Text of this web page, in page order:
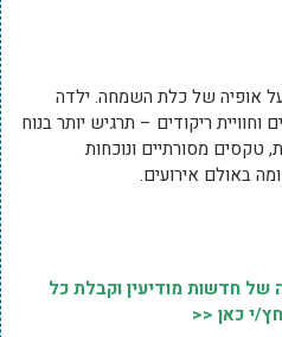
אופיה של כלת השמחה. ילדה
ריקודים – תרגיש יותר בנוח
טקסים מסורתיים ונוכחות
באולם אירועים.
חדשות מודיעין וקבלת כל
י כאן <<